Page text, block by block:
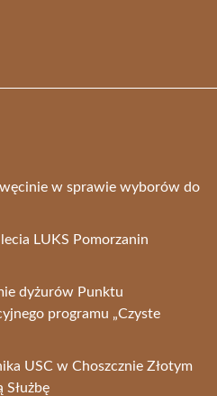
w sprawie wyborów do
LUKS Pomorzanin
dyżurów Punktu
programu „Czyste
USC w Choszcznie Złotym
Służbę